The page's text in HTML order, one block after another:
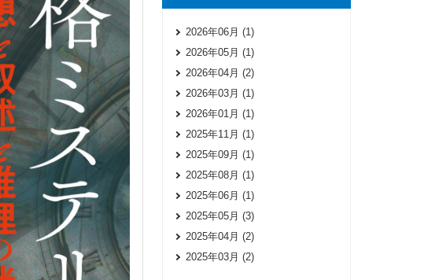
2026年06月 (1)
2026年05月 (1)
2026年04月 (2)
2026年03月 (1)
2026年01月 (1)
2025年11月 (1)
2025年09月 (1)
2025年08月 (1)
2025年06月 (1)
2025年05月 (3)
2025年04月 (2)
2025年03月 (2)